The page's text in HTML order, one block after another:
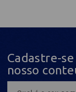
Cadastre-
nosso